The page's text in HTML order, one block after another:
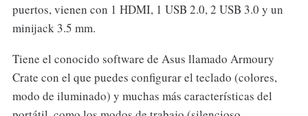
puertos, vienen con 1 HDMI, 1 USB 2.0, 2 USB 3.0 y un
minijack 3.5 mm.
Tiene el conocido software de Asus llamado Armoury
Crate con el que puedes configurar el teclado (colores,
modo de iluminado) y muchas más características del